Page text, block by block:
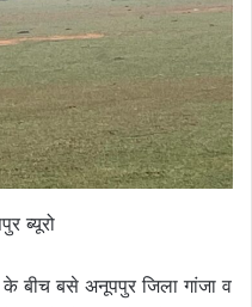
ब्यूरो
बीच बसे अनूपपुर जिला गांजा व